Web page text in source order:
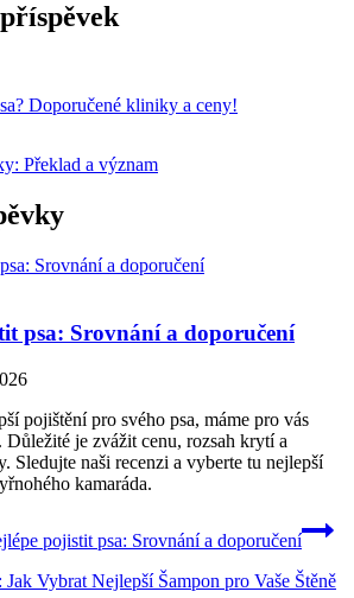
Doporučené kliniky a ceny!
Překlad a význam
psa: Srovnání a doporučení
pojištění pro svého psa, máme pro vás
Důležité je zvážit cenu, rozsah krytí a
Sledujte naši recenzi a vyberte tu nejlepší
kamaráda.
pojistit psa: Srovnání a doporučení